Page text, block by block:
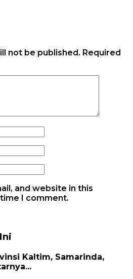
not be published. Required
and website in this
I comment.
Kaltim, Samarinda,